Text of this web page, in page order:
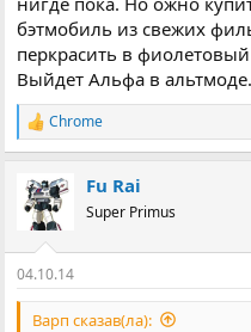
бэтмобиль из свежих
перкрасить в
Выйдет Альфа в альтмоде.
Р
е
к
ц
Chrome
Fu Rai
Super Primus
04.10.14
Варп сказав(ла):